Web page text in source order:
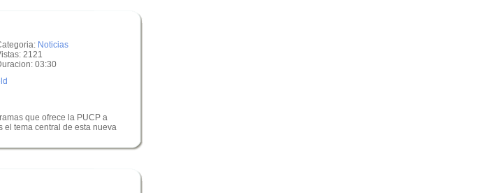
Noticias
2121
03:30
que ofrece la PUCP a
el tema central de esta nueva